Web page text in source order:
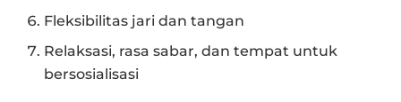
Fleksibilitas jari dan tangan
Relaksasi, rasa sabar, dan tempat untuk
bersosialisasi